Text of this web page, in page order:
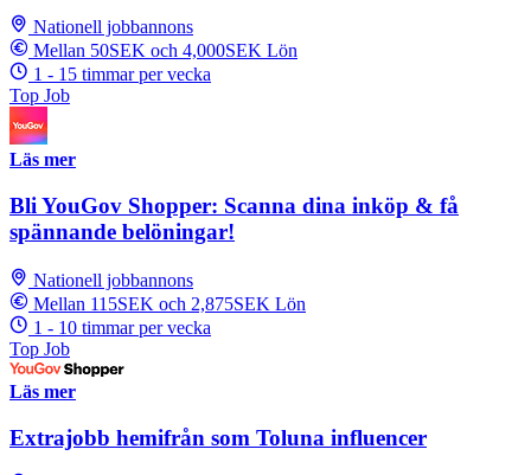
Nationell jobbannons
Mellan 50SEK och 4,000SEK Lön
1 - 15 timmar per vecka
Top Job
Läs mer
Bli YouGov Shopper: Scanna dina inköp & få
spännande belöningar!
Nationell jobbannons
Mellan 115SEK och 2,875SEK Lön
1 - 10 timmar per vecka
Top Job
Läs mer
Extrajobb hemifrån som Toluna influencer